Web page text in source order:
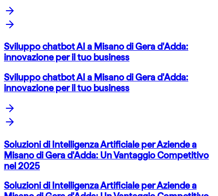
Sviluppo chatbot AI a Misano di Gera d'Adda:
innovazione per il tuo business
Sviluppo chatbot AI a Misano di Gera d'Adda:
innovazione per il tuo business
Soluzioni di Intelligenza Artificiale per Aziende a
Misano di Gera d'Adda: Un Vantaggio Competitivo
nel 2025
Soluzioni di Intelligenza Artificiale per Aziende a